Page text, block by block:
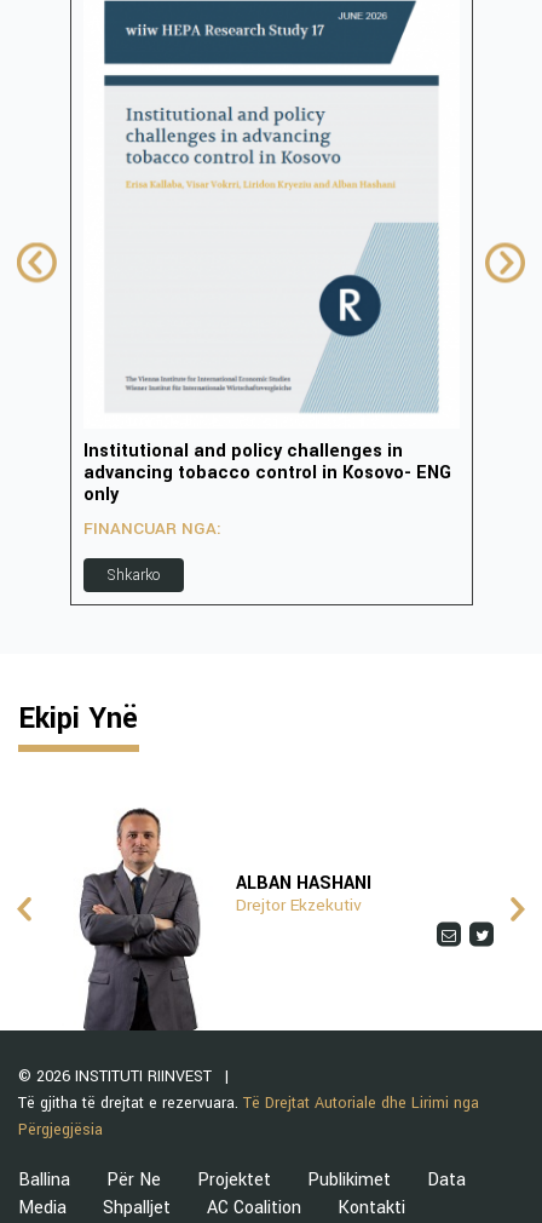
Institutional and policy challenges in
advancing tobacco control in Kosovo- ENG
only
FINANCUAR NGA:
Shkarko
Ekipi Ynë
ALBAN HASHANI
Drejtor Ekzekutiv
© 2026 INSTITUTI RIINVEST
Të gjitha të drejtat e rezervuara. Të Drejtat Autoriale dhe Lirimi nga
Përgjegjësia
Ballina Për Ne Projektet Publikimet
Data
Media
Shpalljet AC Coalition Kontakti